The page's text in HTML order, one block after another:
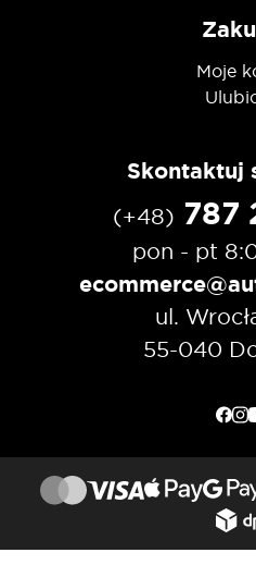
Moje
Skontaktuj
(+48) 787
pon - pt
ul.
55-040